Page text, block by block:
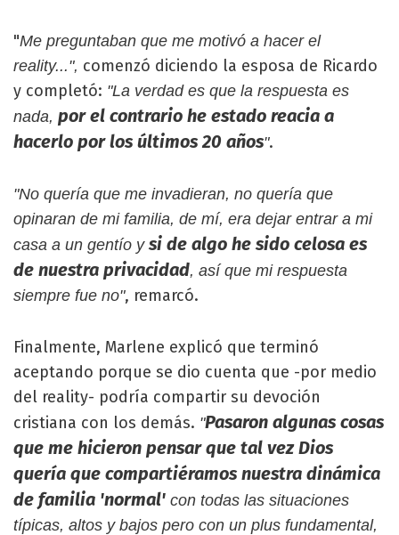
"Me preguntaban que me motivó a hacer el
reality...", comenzó diciendo la esposa de Ricardo
y completó: "La verdad es que la respuesta es
nada, por el contrario he estado reacia a
hacerlo por los últimos 20 años".
"No quería que me invadieran, no quería que
opinaran de mi familia, de mí, era dejar entrar a mi
casa a un gentío y si de algo he sido celosa es
de nuestra privacidad, así que mi respuesta
siempre fue no", remarcó.
Finalmente, Marlene explicó que terminó
aceptando porque se dio cuenta que -por medio
del reality- podría compartir su devoción
cristiana con los demás. "Pasaron algunas cosas
que me hicieron pensar que tal vez Dios
quería que compartiéramos nuestra dinámica
de familia 'normal' con todas las situaciones
típicas, altos y bajos pero con un plus fundamental,